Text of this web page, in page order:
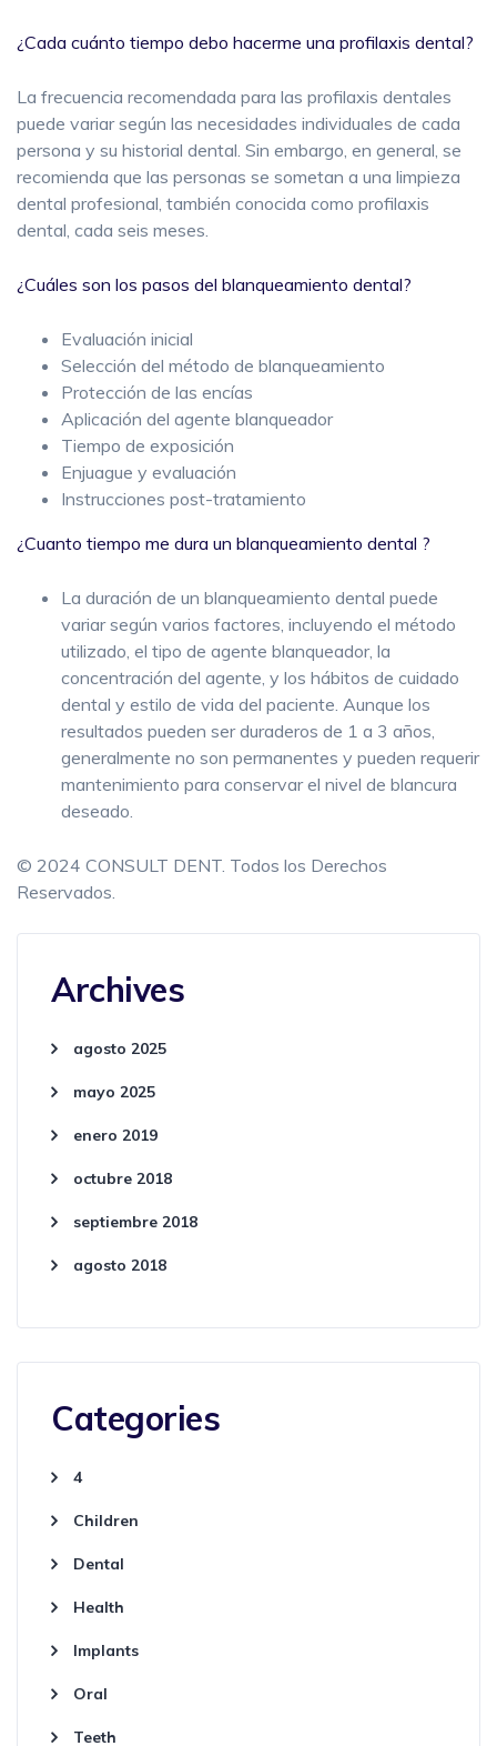
¿Cada cuánto tiempo debo hacerme una profilaxis dental?
La frecuencia recomendada para las profilaxis dentales
puede variar según las necesidades individuales de cada
persona y su historial dental. Sin embargo, en general, se
recomienda que las personas se sometan a una limpieza
dental profesional, también conocida como profilaxis
dental, cada seis meses.
¿Cuáles son los pasos del blanqueamiento dental?
Evaluación inicial
Selección del método de blanqueamiento
Protección de las encías
Aplicación del agente blanqueador
Tiempo de exposición
Enjuague y evaluación
Instrucciones post-tratamiento
¿Cuanto tiempo me dura un blanqueamiento dental ?
La duración de un blanqueamiento dental puede
variar según varios factores, incluyendo el método
utilizado, el tipo de agente blanqueador, la
concentración del agente, y los hábitos de cuidado
dental y estilo de vida del paciente. Aunque los
resultados pueden ser duraderos de 1 a 3 años,
generalmente no son permanentes y pueden requerir
mantenimiento para conservar el nivel de blancura
deseado.
© 2024 CONSULT DENT. Todos los Derechos
Reservados.
Archives
agosto 2025
mayo 2025
enero 2019
octubre 2018
septiembre 2018
agosto 2018
Categories
4
Children
Dental
Health
Implants
Oral
Teeth